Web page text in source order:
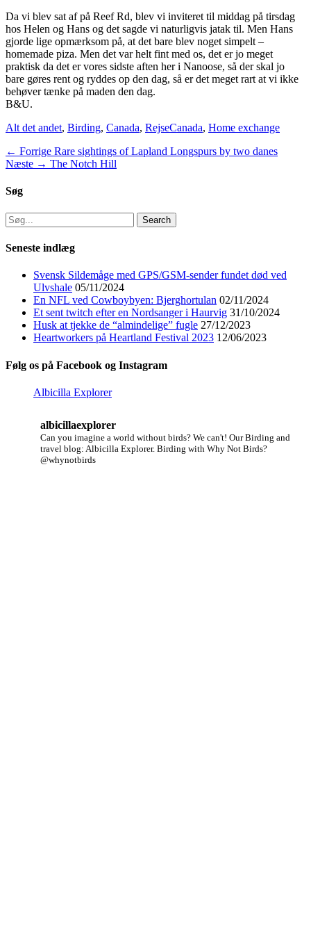
Da vi blev sat af på Reef Rd, blev vi inviteret til middag på tirsdag
hos Helen og Hans og det sagde vi naturligvis jatak til. Men Hans
gjorde lige opmærksom på, at det bare blev noget simpelt –
homemade piza. Men det var helt fint med os, det er jo meget
praktisk da det er vores sidste aften her i Nanoose, så der skal jo
bare gøres rent og ryddes op den dag, så er det meget rart at vi ikke
behøver tænke på maden den dag.
B&U.
Categories
Alt det andet, Birding, Canada, RejseTags
Canada, Home exchange
Indlægsnavigation
← Forrige Previous
post:
Rare sightings of Lapland Longspurs by two danes
Næste → Next
The Notch Hill
Søg
Search
for:
Seneste indlæg
Svensk Sildemåge med GPS/GSM-sender fundet død ved
Ulvshale 05/11/2024
En NFL ved Cowboybyen: Bjerghortulan 02/11/2024
Et sent twitch efter en Nordsanger i Haurvig 31/10/2024
Husk at tjekke de “almindelige” fugle 27/12/2023
Heartworkers på Heartland Festival 2023 12/06/2023
Følg os på Facebook og Instagram
Albicilla Explorer
albicillaexplorer
Can you imagine a world without birds? We can't! Our Birding and
travel blog: Albicilla Explorer. Birding with Why Not Birds?
@whynotbirds